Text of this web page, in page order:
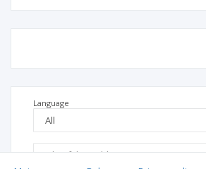
Language